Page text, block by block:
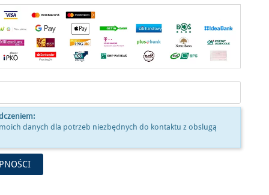
danych dla potrzeb niezbędnych do kontaktu z obslugą